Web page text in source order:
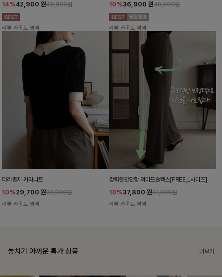
14%42,900 원49,800원
리뷰 카운트 영역
10%36,900 원40,900원
리뷰 카운트 영역
더리골지 카라니트
10%29,700 원32,900원
리뷰 카운트 영역
강력한편안함 와이드슬랙스[FREE,L사이즈]
10%37,800 원41,900원
리뷰 카운트 영역
놓치기 아까운 특가 상품 더보기